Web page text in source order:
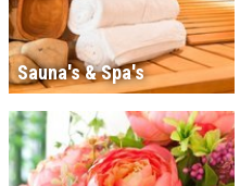
Sauna's & Spa's